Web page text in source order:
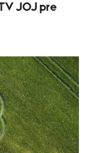
JOJ pre